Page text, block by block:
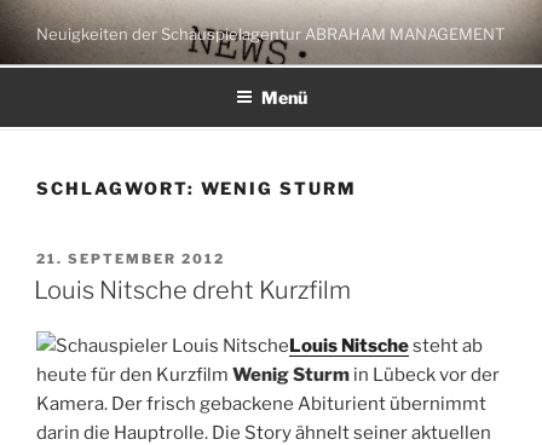
Zum
Inhalt
springen
Neuigkeiten der Schauspielagentur ABRAHAM MANAGEMENT
Menü
SCHLAGWORT: WENIG STURM
VERÖFFENTLICHT
AM
21. SEPTEMBER 2012
Louis Nitsche dreht Kurzfilm
Louis Nitschesteht ab
heute für den Kurzfilm Wenig Sturm in Lübeck vor der
Kamera. Der frisch gebackene Abiturient übernimmt
darin die Hauptrolle. Die Story ähnelt seiner aktuellen